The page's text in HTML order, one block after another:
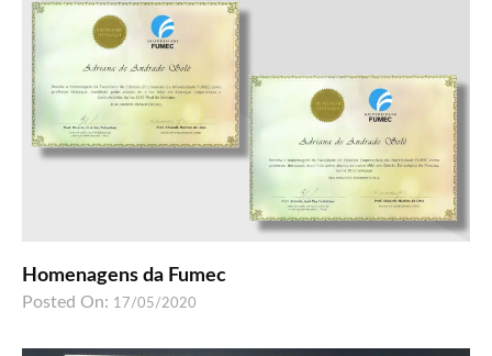
Homenagens da Fumec
Posted On: 17/05/2020